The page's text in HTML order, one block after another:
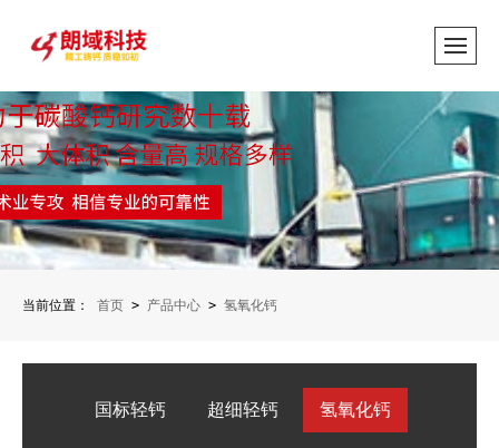
当前位置： 首页 > 产品中心 > 氢氧化钙
国标轻钙 超细轻钙 氢氧化钙